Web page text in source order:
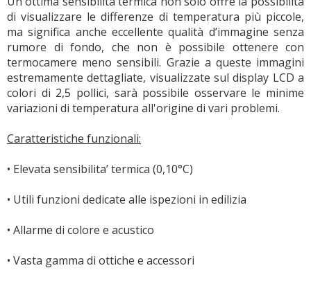
di visualizzare le differenze di temperatura più piccole,
ma significa anche eccellente qualità d’immagine senza
rumore di fondo, che non è possibile ottenere con
termocamere meno sensibili. Grazie a queste immagini
estremamente dettagliate, visualizzate sul display LCD a
colori di 2,5 pollici, sarà possibile osservare le minime
variazioni di temperatura all'origine di vari problemi.
Caratteristiche funzionali:
• Elevata sensibilita’ termica (0,10°C)
• Utili funzioni dedicate alle ispezioni in edilizia
• Allarme di colore e acustico
• Vasta gamma di ottiche e accessori